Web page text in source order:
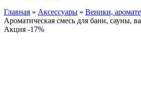
Главная » Аксессуары » Веники,
Ароматическая смесь для бани, сауны,
Акция -17%